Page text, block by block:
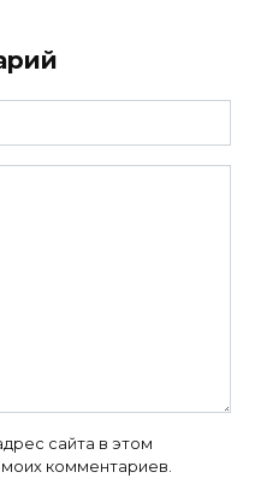
сайта в этом
комментариев.